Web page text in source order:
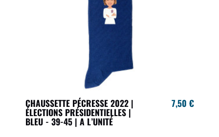
CHAUSSETTE PÉCRESSE 2022 |
ÉLECTIONS PRÉSIDENTIELLES |
BLEU - 39-45 | A L’UNITÉ
7,50 €